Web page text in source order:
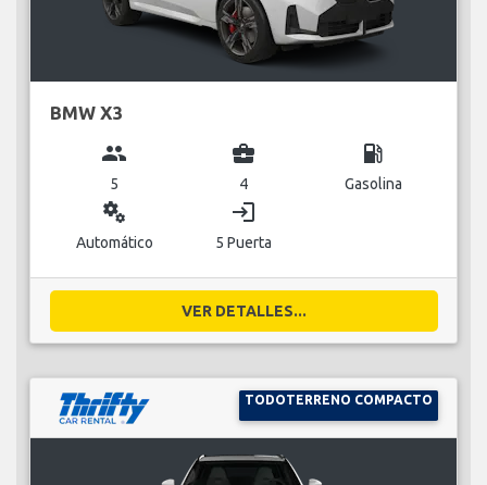
BMW X3
group
5
business_center
4
local_gas_station
Gasolina
miscellaneous_services
Automático
login
5 Puerta
VER DETALLES...
TODOTERRENO COMPACTO